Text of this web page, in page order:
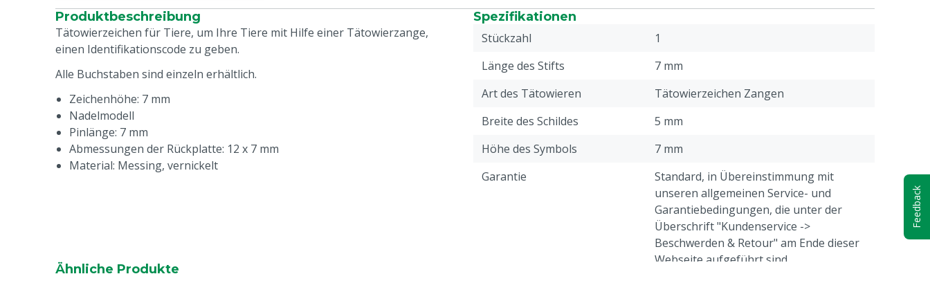
Produktbeschreibung
Tätowierzeichen für Tiere, um Ihre Tiere mit Hilfe einer Tätowierzange,
einen Identifikationscode zu geben.
Alle Buchstaben sind einzeln erhältlich.
Zeichenhöhe: 7 mm
Nadelmodell
Pinlänge: 7 mm
Abmessungen der Rückplatte: 12 x 7 mm
Material: Messing, vernickelt
Spezifikationen
Stückzahl
1
Länge des Stifts
7 mm
Art des Tätowieren
Tätowierzeichen Zangen
Breite des Schildes
5 mm
Höhe des Symbols
7 mm
Garantie
Standard, in Übereinstimmung mit
unseren allgemeinen Service- und
Garantiebedingungen, die unter der
Überschrift "Kundenservice ->
Beschwerden & Retour" am Ende dieser
Webseite aufgeführt sind.
Ähnliche Produkte
Feedback